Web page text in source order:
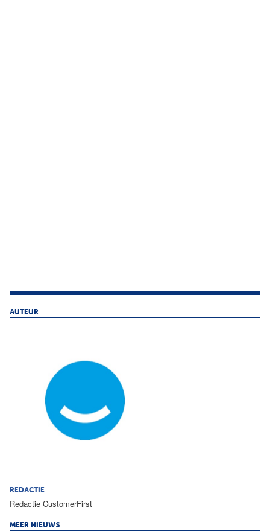
AUTEUR
REDACTIE
Redactie CustomerFirst
MEER NIEUWS